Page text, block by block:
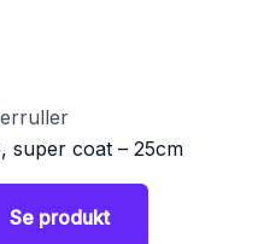
super coat – 25cm
Se produkt